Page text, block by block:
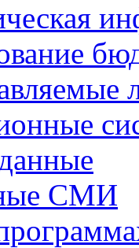
СМИ